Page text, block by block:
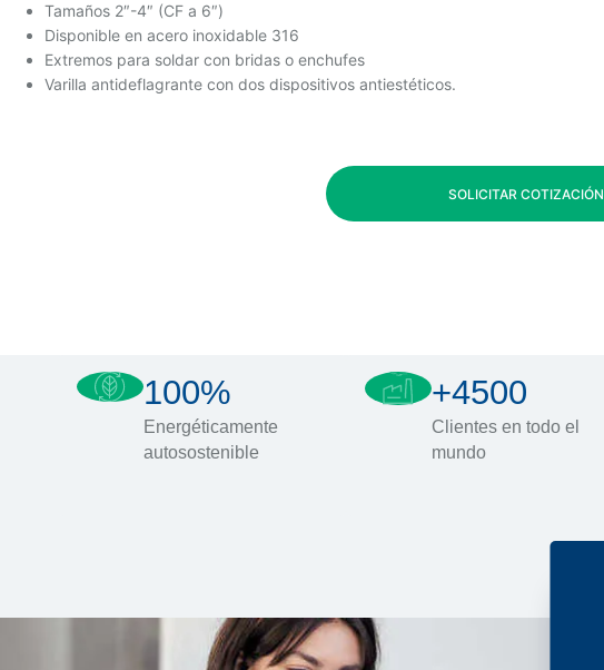
Tamaños 2″-4″ (CF a 6″)
Disponible en acero inoxidable 316
Extremos para soldar con bridas o enchufes
Varilla antideflagrante con dos dispositivos antiestéticos.
SOLICITAR COTIZACIÓN
100%
Energéticamente
autosostenible
+4500
Clientes en todo el
mundo